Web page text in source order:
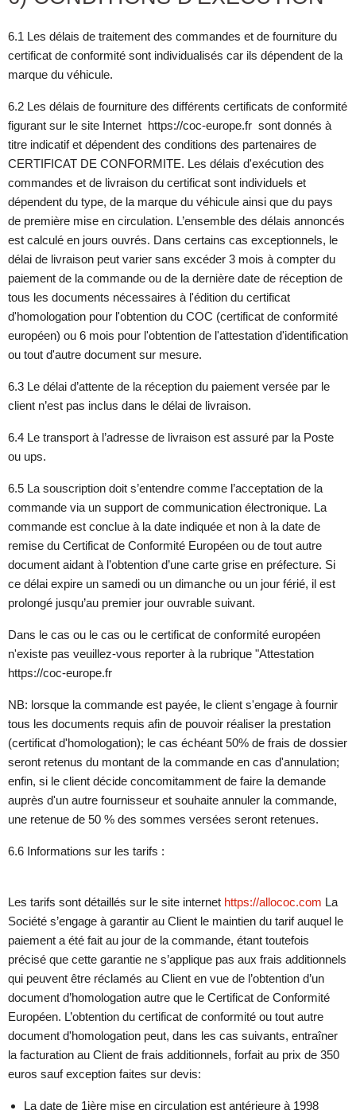
6.1 Les délais de traitement des commandes et de fourniture du
certificat de conformité sont individualisés car ils dépendent de la
marque du véhicule.
6.2 Les délais de fourniture des différents certificats de conformité
figurant sur le site Internet https://coc-europe.fr sont donnés à
titre indicatif et dépendent des conditions des partenaires de
CERTIFICAT DE CONFORMITE. Les délais d'exécution des
commandes et de livraison du certificat sont individuels et
dépendent du type, de la marque du véhicule ainsi que du pays
de première mise en circulation. L’ensemble des délais annoncés
est calculé en jours ouvrés. Dans certains cas exceptionnels, le
délai de livraison peut varier sans excéder 3 mois à compter du
paiement de la commande ou de la dernière date de réception de
tous les documents nécessaires à l'édition du certificat
d'homologation pour l'obtention du COC (certificat de conformité
européen) ou 6 mois pour l'obtention de l'attestation d'identification
ou tout d'autre document sur mesure.
6.3 Le délai d’attente de la réception du paiement versée par le
client n’est pas inclus dans le délai de livraison.
6.4 Le transport à l’adresse de livraison est assuré par la Poste
ou ups.
6.5 La souscription doit s’entendre comme l’acceptation de la
commande via un support de communication électronique. La
commande est conclue à la date indiquée et non à la date de
remise du Certificat de Conformité Européen ou de tout autre
document aidant à l’obtention d’une carte grise en préfecture. Si
ce délai expire un samedi ou un dimanche ou un jour férié, il est
prolongé jusqu’au premier jour ouvrable suivant.
Dans le cas ou le cas ou le certificat de conformité européen
n'existe pas veuillez-vous reporter à la rubrique "Attestation
https://coc-europe.fr
NB: lorsque la commande est payée, le client s'engage à fournir
tous les documents requis afin de pouvoir réaliser la prestation
(certificat d'homologation); le cas échéant 50% de frais de dossier
seront retenus du montant de la commande en cas d'annulation;
enfin, si le client décide concomitamment de faire la demande
auprès d'un autre fournisseur et souhaite annuler la commande,
une retenue de 50 % des sommes versées seront retenues.
6.6 Informations sur les tarifs :
Les tarifs sont détaillés sur le site internet https://allococ.com La
Société s’engage à garantir au Client le maintien du tarif auquel le
paiement a été fait au jour de la commande, étant toutefois
précisé que cette garantie ne s’applique pas aux frais additionnels
qui peuvent être réclamés au Client en vue de l’obtention d’un
document d’homologation autre que le Certificat de Conformité
Européen. L’obtention du certificat de conformité ou tout autre
document d'homologation peut, dans les cas suivants, entraîner
la facturation au Client de frais additionnels, forfait au prix de 350
euros sauf exception faites sur devis:
La date de 1ière mise en circulation est antérieure à 1998